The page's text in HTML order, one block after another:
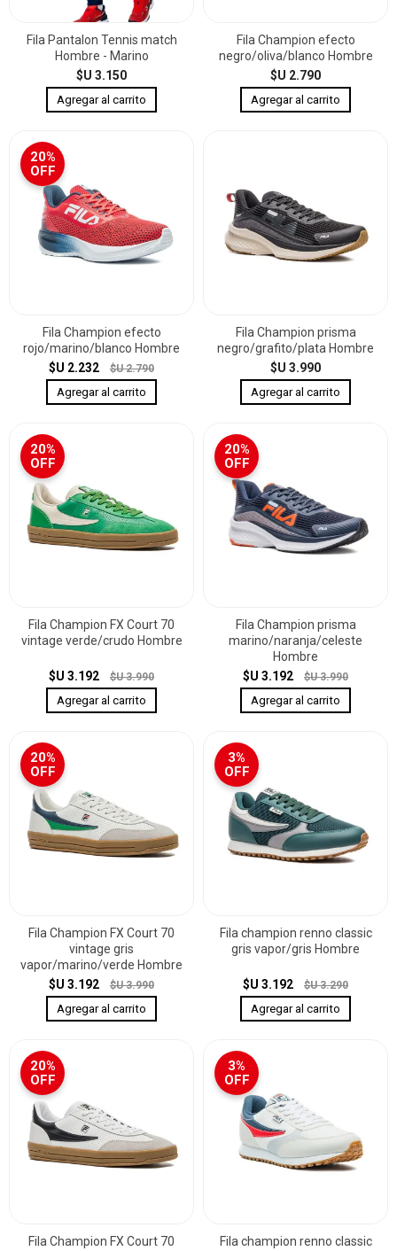
Fila Pantalon Tennis match
Hombre - Marino
$U 3.150
Fila Champion efecto
negro/oliva/blanco Hombre
$U 2.790
20%
OFF
Fila Champion efecto
rojo/marino/blanco Hombre
$U 2.232
$U 2.790
Fila Champion prisma
negro/grafito/plata Hombre
$U 3.990
20%
OFF
Fila Champion FX Court 70
vintage verde/crudo Hombre
$U 3.192 $U 3.990
20%
OFF
Fila Champion prisma
marino/naranja/celeste
Hombre
$U 3.192
$U 3.990
20%
OFF
Fila Champion FX Court 70
vintage gris
vapor/marino/verde Hombre
$U 3.192
$U 3.990
3%
OFF
Fila champion renno classic
gris vapor/gris Hombre
$U 3.192 $U 3.290
20%
OFF
Fila Champion FX Court 70
3%
OFF
Fila champion renno classic